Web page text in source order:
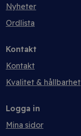
Nyheter
Ordlista
Kontakt
Kontakt
Kvalitet & hållbarhet
Logga in
Mina sidor